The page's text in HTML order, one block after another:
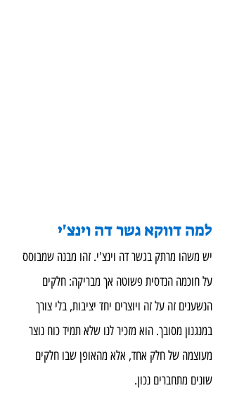
למה דווקא גשר דה וינצ'י
יש משהו מרתק בגשר דה וינצ'י. זהו מבנה שמבוסס
על חוכמה הנדסית פשוטה אך מבריקה: חלקים
הנשענים זה על זה ויוצרים יחד יציבות, בלי צורך
במנגנון מסובך. הוא מזכיר לנו שלא תמיד כוח נוצר
מעוצמה של חלק אחד, אלא מהאופן שבו חלקים
שונים מתחברים נכון.